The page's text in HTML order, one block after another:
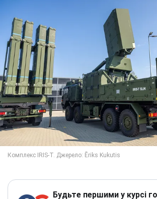
Будьте першими у курсі